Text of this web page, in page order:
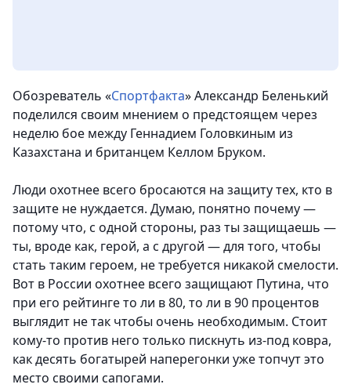
Обозреватель «Спортфакта» Александр Беленький
поделился своим мнением о предстоящем через
неделю бое между Геннадием Головкиным из
Казахстана и британцем Келлом Бруком.
Люди охотнее всего бросаются на защиту тех, кто в
защите не нуждается. Думаю, понятно почему —
потому что, с одной стороны, раз ты защищаешь —
ты, вроде как, герой, а с другой — для того, чтобы
стать таким героем, не требуется никакой смелости.
Вот в России охотнее всего защищают Путина, что
при его рейтинге то ли в 80, то ли в 90 процентов
выглядит не так чтобы очень необходимым. Стоит
кому-то против него только пискнуть из-под ковра,
как десять богатырей наперегонки уже топчут это
место своими сапогами.